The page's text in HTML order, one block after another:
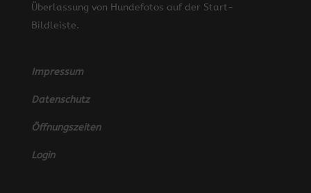
Überlassung von Hundefotos auf der Start-
Bildleiste.
Impressum
Datenschutz
Öffnungszeiten
Login